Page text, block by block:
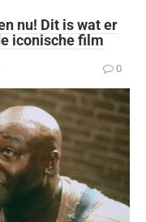
nu! Dit is wat er
iconische film
0